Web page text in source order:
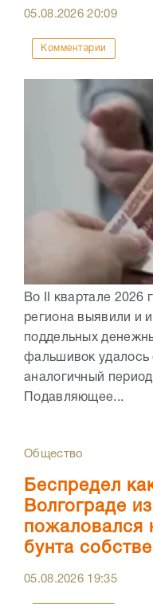
05.08.202620:09
Комментарии
Во II квартале 2026
региона выявили и
поддельных
фальшивок удалось
аналогичный
Подавляющее...
Общество
Беспредел
Волгограде
пожаловался
бунта
05.08.2026 19:35